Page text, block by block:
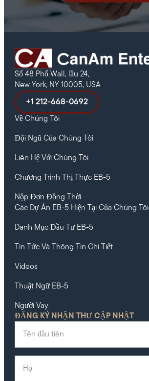
Số 48 Phố Wall, lầu 24,
New York, NY 10005, USA
+1 212-668-0692
Về Chúng Tôi
Đội Ngũ Của Chúng Tôi
Liên Hệ Với Chúng Tôi
Chương Trình Thị Thực EB-5
Nộp Đơn Đồng Thời
Các Dự Án EB-5 Hiện Tại Của Chúng Tôi
Danh Mục Đầu Tư EB-5
Tin Tức Và Thông Tin Chi Tiết
Videos
Thuật Ngữ EB-5
Người Vay
ĐĂNG KÝ NHẬN THƯ CẬP NHẬT